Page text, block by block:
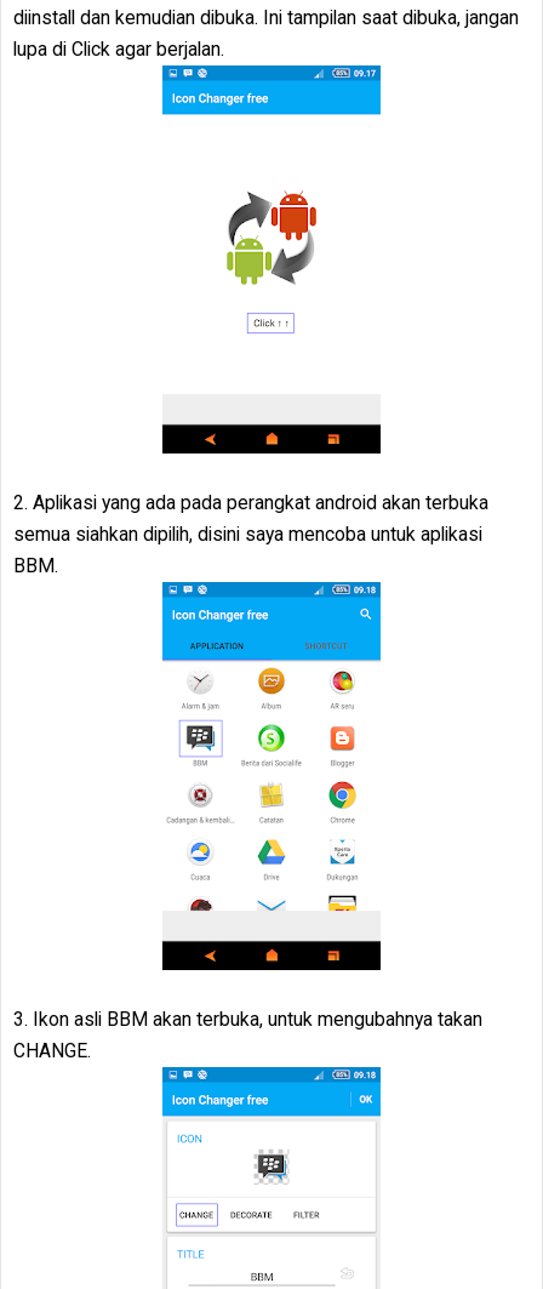
diinstall dan kemudian dibuka. Ini tampilan saat dibuka, jangan
lupa di Click agar berjalan.
2. Aplikasi yang ada pada perangkat android akan terbuka
semua siahkan dipilih, disini saya mencoba untuk aplikasi
BBM.
3. Ikon asli BBM akan terbuka, untuk mengubahnya takan
CHANGE.